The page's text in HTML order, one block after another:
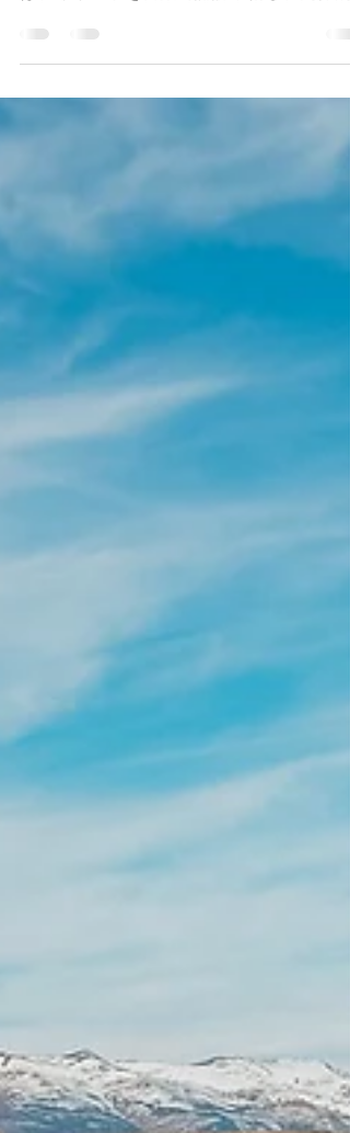
は、キリストを言葉で誹謗中傷し、肉体的
も暴力を加え、虐待しました。しかし、キ
ストはこの言動に対して反応することなく
あるaphiémiを見ることができま...